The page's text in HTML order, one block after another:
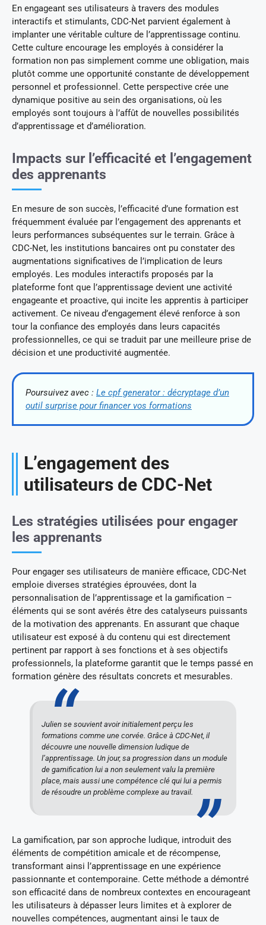
En engageant ses utilisateurs à travers des modules
interactifs et stimulants, CDC-Net parvient également à
implanter une véritable culture de l’apprentissage continu.
Cette culture encourage les employés à considérer la
formation non pas simplement comme une obligation, mais
plutôt comme une opportunité constante de développement
personnel et professionnel. Cette perspective crée une
dynamique positive au sein des organisations, où les
employés sont toujours à l’affût de nouvelles possibilités
d’apprentissage et d’amélioration.
Impacts sur l’efficacité et l’engagement
des apprenants
En mesure de son succès, l’efficacité d’une formation est
fréquemment évaluée par l’engagement des apprenants et
leurs performances subséquentes sur le terrain. Grâce à
CDC-Net, les institutions bancaires ont pu constater des
augmentations significatives de l’implication de leurs
employés. Les modules interactifs proposés par la
plateforme font que l’apprentissage devient une activité
engageante et proactive, qui incite les apprentis à participer
activement. Ce niveau d’engagement élevé renforce à son
tour la confiance des employés dans leurs capacités
professionnelles, ce qui se traduit par une meilleure prise de
décision et une productivité augmentée.
Poursuivez avec : Le cpf generator : décryptage d’un
outil surprise pour financer vos formations
L’engagement des
utilisateurs de CDC-Net
Les stratégies utilisées pour engager
les apprenants
Pour engager ses utilisateurs de manière efficace, CDC-Net
emploie diverses stratégies éprouvées, dont la
personnalisation de l’apprentissage et la gamification –
éléments qui se sont avérés être des catalyseurs puissants
de la motivation des apprenants. En assurant que chaque
utilisateur est exposé à du contenu qui est directement
pertinent par rapport à ses fonctions et à ses objectifs
professionnels, la plateforme garantit que le temps passé en
formation génère des résultats concrets et mesurables.
Julien se souvient avoir initialement perçu les
formations comme une corvée. Grâce à CDC-Net, il
découvre une nouvelle dimension ludique de
l’apprentissage. Un jour, sa progression dans un module
de gamification lui a non seulement valu la première
place, mais aussi une compétence clé qui lui a permis
de résoudre un problème complexe au travail.
La gamification, par son approche ludique, introduit des
éléments de compétition amicale et de récompense,
transformant ainsi l’apprentissage en une expérience
passionnante et contemporaine. Cette méthode a démontré
son efficacité dans de nombreux contextes en encourageant
les utilisateurs à dépasser leurs limites et à explorer de
nouvelles compétences, augmentant ainsi le taux de